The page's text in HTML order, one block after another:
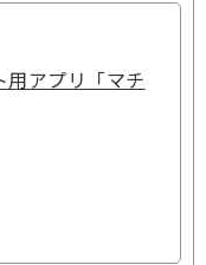
アプリ「マチ